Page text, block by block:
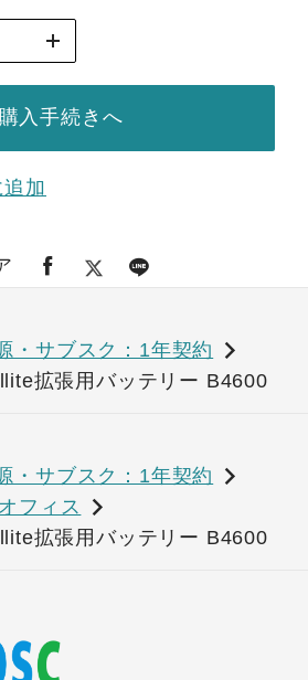
購入手続きへ
加
・サブスク：1年契約
拡張用バッテリー B4600
・サブスク：1年契約
フィス
拡張用バッテリー B4600